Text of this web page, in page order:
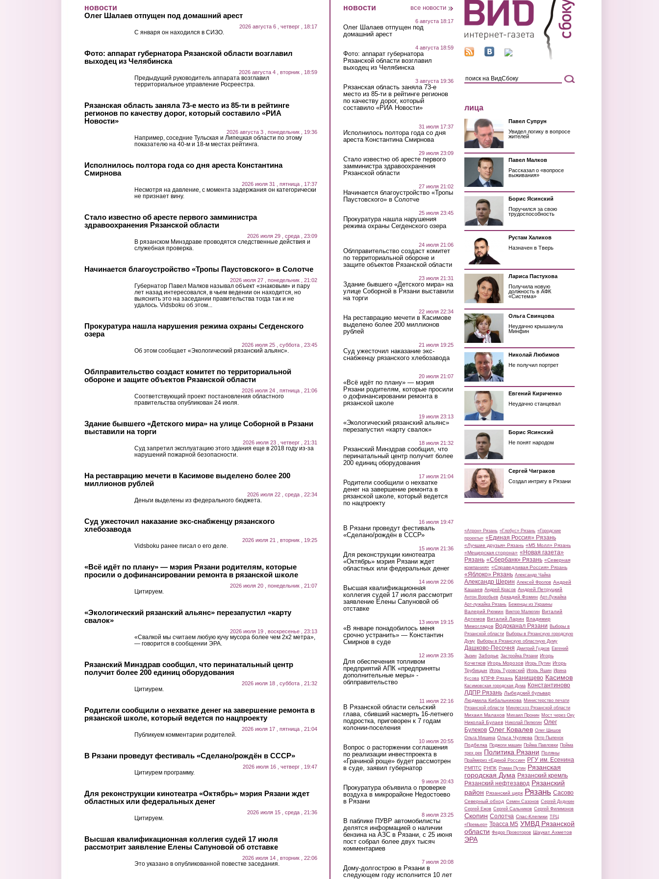
новости
Олег Шалаев отпущен под домашний арест
2026 августа 6 , четверг , 18:17
С января он находился в СИЗО.
Фото: аппарат губернатора Рязанской области возглавил
выходец из Челябинска
2026 августа 4 , вторник , 18:59
Предыдущий руководитель аппарата возглавил
территориальное управление Росреестра.
Рязанская область заняла 73-е место из 85-ти в рейтинге
регионов по качеству дорог, который составило «РИА
Новости»
2026 августа 3 , понедельник , 19:36
Например, соседние Тульская и Липецкая области по этому
показателю на 40-м и 18-м местах рейтинга.
Исполнилось полтора года со дня ареста Константина
Смирнова
2026 июля 31 , пятница , 17:37
Несмотря на давление, с момента задержания он категорически
не признает вину.
Стало известно об аресте первого замминистра
здравоохранения Рязанской области
2026 июля 29 , среда , 23:09
В рязанском Минздраве проводятся следственные действия и
служебная проверка.
Начинается благоустройство «Тропы Паустовского» в Солотче
2026 июля 27 , понедельник , 21:02
Губернатор Павел Малков называл объект «знаковым» и пару
лет назад интересовался, в чьем ведении он находится, но
выяснить это на заседании правительства тогда так и не
удалось. Vidsboku об этом...
Прокуратура нашла нарушения режима охраны Сегденского
озера
2026 июля 25 , суббота , 23:45
Об этом сообщает «Экологический рязанский альянс».
Облправительство создаст комитет по территориальной
обороне и защите объектов Рязанской области
2026 июля 24 , пятница , 21:06
Соответствующий проект постановления областного
правительства опубликован 24 июля.
Здание бывшего «Детского мира» на улице Соборной в Рязани
выставили на торги
2026 июля 23 , четверг , 21:31
Суд запретил эксплуатацию этого здания еще в 2018 году из-за
нарушений пожарной безопасности.
На реставрацию мечети в Касимове выделено более 200
миллионов рублей
2026 июля 22 , среда , 22:34
Деньги выделены из федерального бюджета.
Суд ужесточил наказание экс-снабженцу рязанского
хлебозавода
2026 июля 21 , вторник , 19:25
Vidsboku ранее писал о его деле.
«Всё идёт по плану» — мэрия Рязани родителям, которые
просили о дофинансировании ремонта в рязанской школе
2026 июля 20 , понедельник , 21:07
Цитируем.
«Экологический рязанский альянс» перезапустил «карту
свалок»
2026 июля 19 , воскресенье , 23:13
«Свалкой мы считаем любую кучу мусора более чем 2х2 метра»,
— говорится в сообщении ЭРА.
Рязанский Минздрав сообщил, что перинатальный центр
получит более 200 единиц оборудования
2026 июля 18 , суббота , 21:32
Цитиурем.
Родители сообщили о нехватке денег на завершение ремонта в
рязанской школе, который ведется по нацпроекту
2026 июля 17 , пятница , 21:04
Публикуем комментарии родителей.
В Рязани проведут фестиваль «Сделано/рождён в СССР»
2026 июля 16 , четверг , 19:47
Цитиурем программу.
Для реконструкции кинотеатра «Октябрь» мэрия Рязани ждет
областных или федеральных денег
2026 июля 15 , среда , 21:36
Цитируем.
Высшая квалификационная коллегия судей 17 июля
рассмотрит заявление Елены Сапуновой об отставке
2026 июля 14 , вторник , 22:06
Это указано в опубликованной повестке заседания.
новости все новости
6 августа 18:17
Олег Шалаев отпущен под
домашний арест
4 августа 18:59
Фото: аппарат губернатора
Рязанской области возглавил
выходец из Челябинска
3 августа 19:36
Рязанская область заняла 73-е
место из 85-ти в рейтинге регионов
по качеству дорог, который
составило «РИА Новости»
31 июля 17:37
Исполнилось полтора года со дня
ареста Константина Смирнова
29 июля 23:09
Стало известно об аресте первого
замминистра здравоохранения
Рязанской области
27 июля 21:02
Начинается благоустройство «Тропы
Паустовского» в Солотче
25 июля 23:45
Прокуратура нашла нарушения
режима охраны Сегденского озера
24 июля 21:06
Облправительство создаст комитет
по территориальной обороне и
защите объектов Рязанской области
23 июля 21:31
Здание бывшего «Детского мира» на
улице Соборной в Рязани выставили
на торги
22 июля 22:34
На реставрацию мечети в Касимове
выделено более 200 миллионов
рублей
21 июля 19:25
Суд ужесточил наказание экс-
снабженцу рязанского хлебозавода
20 июля 21:07
«Всё идёт по плану» — мэрия
Рязани родителям, которые просили
о дофинансировании ремонта в
рязанской школе
19 июля 23:13
«Экологический рязанский альянс»
перезапустил «карту свалок»
18 июля 21:32
Рязанский Минздрав сообщил, что
перинатальный центр получит более
200 единиц оборудования
17 июля 21:04
Родители сообщили о нехватке
денег на завершение ремонта в
рязанской школе, который ведется
по нацпроекту
16 июля 19:47
В Рязани проведут фестиваль
«Сделано/рождён в СССР»
15 июля 21:36
Для реконструкции кинотеатра
«Октябрь» мэрия Рязани ждет
областных или федеральных денег
14 июля 22:06
Высшая квалификационная
коллегия судей 17 июля рассмотрит
заявление Елены Сапуновой об
отставке
13 июля 19:15
«В январе понадобилось меня
срочно устранить» — Константин
Смирнов в суде
12 июля 23:35
Для обеспечения топливом
предприятий АПК «предприняты
дополнительные меры» -
облправительство
11 июля 22:16
В Рязанской области сельский
глава, сбивший насмерть 16-летнего
подростка, приговорен к 7 годам
колонии-поселения
10 июля 20:55
Вопрос о расторжении соглашения
по реализации инвестпроекта в
«Грачиной роще» будет рассмотрен
в суде, заявил губернатор
9 июля 20:43
Прокуратура объявила о проверке
воздуха в микрорайоне Недостоево
в Рязани
8 июля 23:25
В паблике ПУВР автомобилисты
делятся информацией о наличии
бензина на АЗС в Рязани, с 25 июня
пост собрал более двух тысяч
комментариев
7 июля 20:08
Дому-долгострою в Рязани в
следующем году исполнится 10 лет
лица
Павел Супрун
Увидел логику в вопросе
жителей
Павел Малков
Рассказал о «вопросе
выживания»
Борис Ясинский
Поручился за свою
трудоспособность
Рустам Халиков
Назначен в Тверь
Лариса Пастухова
Получила новую
должность в АФК
«Система»
Ольга Свинцова
Неудачно крышанула
Минфин
Николай Любимов
Не получил портрет
Евгений Кириченко
Неудачно станцевал
Борис Ясинский
Не понят народом
Сергей Чиграков
Создал интригу в Рязани
«Атрон» Рязань «Глобус» Рязань «Городские
проекты» «Единая Россия» Рязань
«Лучшие друзья» Рязань «М5 Молл» Рязань
«Мещерская сторона» «Новая газета»
Рязань «Сбербанк» Рязань «Северная
компания» «Справедливая Россия» Рязань
«Яблоко» Рязань Александр Чайка
Александр Шерин Алексей Фролов Андрей
Кашаев Андрей Красов Андрей Петруцкий
Антон Воробьев Аркадий Фомин Арт-Лужайка
Арт-лужайка Рязань Беженцы из Украины
Валерий Рюмин Виктор Малюгин Виталий
Артемов Виталий Ларин Владимир
Мимоглядов Водоканал Рязани Выборы в
Рязанской области Выборы в Рязанскую городскую
Думу Выборы в Рязанскую областную Думу
Дашково-Песочня Дмитрий Гудков Евгений
Зызин Заборье Застройка Рязани Игорь
Кочетков Игорь Морозов Игорь Путин Игорь
Трубицын Игорь Туровский Игорь Яшин Ирина
Кусова КПРФ Рязань Канищево Касимов
Касимовская городская Дума Константиново
ЛДПР Рязань Лыбедский бульвар
Людмила Кибальникова Министерство печати
Рязанской области Минлесхоз Рязанской области
Михаил Малахов Михаил Пронин Мост через Оку
Николай Булаев Николай Пилюгин Олег
Булеков Олег Ковалев Олег Шишов
Ольга Мишина Ольга Чуляева Петр Пыленок
Подбелка Поджоги машин Пойма Павловки Пойма
трех рек Политика Рязани Поляны
Праймериз «Единой России» РГУ им. Есенина
РМПТС РНПК Роман Путин Рязанская
городская Дума Рязанский кремль
Рязанский нефтезавод Рязанский
район Рязанский цирк Рязань Сасово
Северный обход Семен Сазонов Сергей Дудукин
Сергей Ежов Сергей Сальников Сергей Филимонов
Скопин Солотча Спас-Клепики ТРЦ
«Премьер» Трасса М5 УМВД Рязанской
области Федор Провоторов Шаукат Ахметов
ЭРА